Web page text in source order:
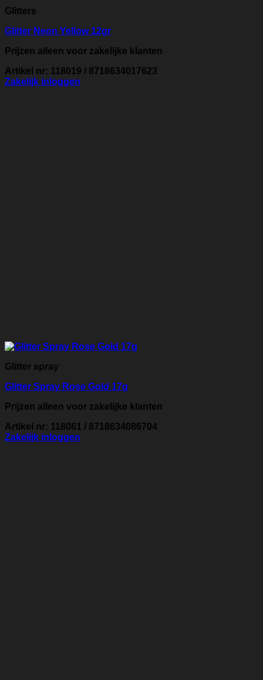
Glitters
Glitter Neon Yellow 12gr
Prijzen alleen voor zakelijke klanten
Artikel nr: 118019 / 8718634017623
Zakelijk inloggen
Glitter spray
Glitter Spray Rose Gold 17g
Prijzen alleen voor zakelijke klanten
Artikel nr: 118061 / 8718634086704
Zakelijk inloggen